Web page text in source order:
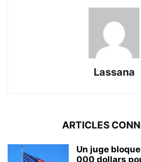
Lassana
ARTICLES
Un juge
000 dollars